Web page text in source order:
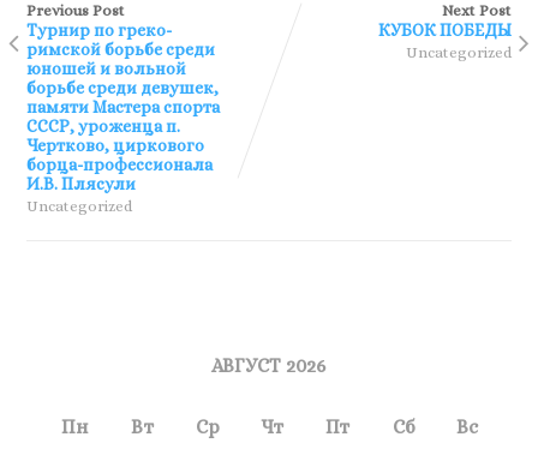
Previous Post
Турнир по греко-
римской борьбе среди
юношей и вольной
борьбе среди девушек,
памяти Мастера спорта
СССР, уроженца п.
Чертково, циркового
борца-профессионала
И.В. Плясули
Uncategorized
Next Post
КУБОК ПОБЕДЫ
Uncategorized
АВГУСТ 2026
Пн Вт Ср Чт Пт Сб Вс